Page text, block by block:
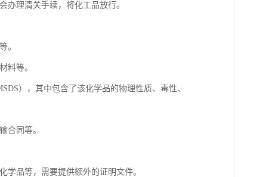
办理清关手续，将化工品放行。
。
料等。
），其中包含了该化学品的物理性质、毒性、
合同等。
学品等，需要提供额外的证明文件。